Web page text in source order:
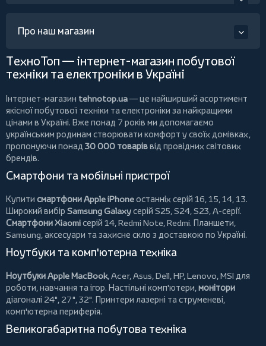
Про наш магазин
ТехноТоп — інтернет-магазин побутової
техніки та електроніки в Україні
Інтернет-магазин tehnotop.ua— це найширший асортимент
якісної побутової техніки та електроніки за найкращими
цінами в Україні. Вже понад 7 років ми допомагаємо
українським родинам створювати комфорт у своїх домівках,
пропонуючи понад 30 000 товаріввід провідних світових
брендів.
Смартфони та мобільні пристрої
Купити смартфони Apple iPhoneостанніх серій 16, 15, 14, 13.
Широкий вибір Samsung Galaxyсерій S25, S24, S23, A-серії.
Смартфони Xiaomiсерій 14, Redmi Note, Redmi. Планшети,
Samsung, аксесуари тазахисне скло з доставкою по Україні.
Ноутбуки та комп'ютерна техніка
Ноутбуки Apple MacBook,Acer,Asus,Dell,HP,Lenovo,MSI для
роботи, навчання та ігор. Настільні комп'ютери,монітори
діагоналі 24", 27", 32". Принтери лазерні та струменеві,
комп'ютерна периферія.
Великогабаритна побутова техніка